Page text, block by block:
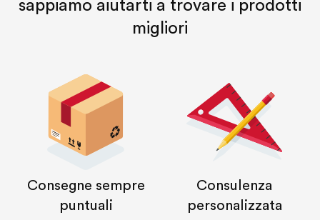
sappiamo aiutarti a trovare i prodotti
migliori
Consegne sempre
puntuali
Consulenza
personalizzata